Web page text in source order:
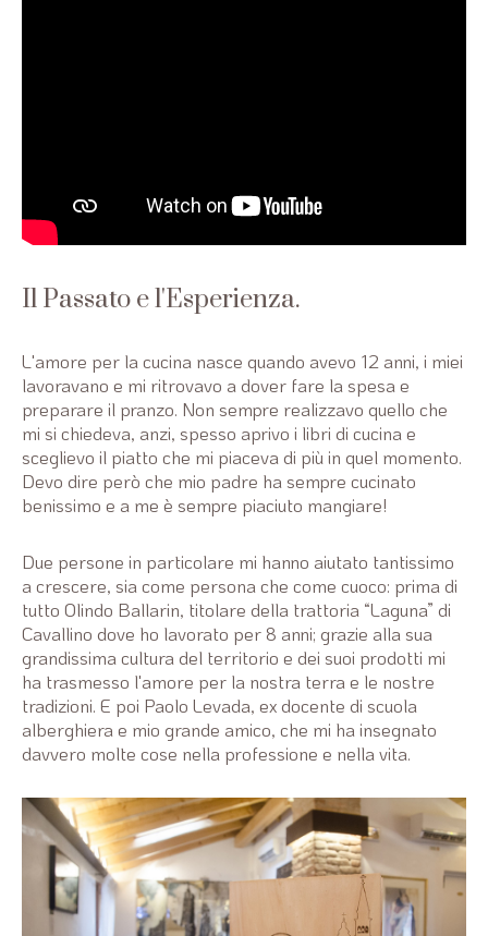
Il Passato e l'Esperienza.
L'amore per la cucina nasce quando avevo 12 anni, i miei
lavoravano e mi ritrovavo a dover fare la spesa e
preparare il pranzo. Non sempre realizzavo quello che
mi si chiedeva, anzi, spesso aprivo i libri di cucina e
sceglievo il piatto che mi piaceva di più in quel momento.
Devo dire però che mio padre ha sempre cucinato
benissimo e a me è sempre piaciuto mangiare!
Due persone in particolare mi hanno aiutato tantissimo
a crescere, sia come persona che come cuoco: prima di
tutto Olindo Ballarin, titolare della trattoria “Laguna” di
Cavallino dove ho lavorato per 8 anni; grazie alla sua
grandissima cultura del territorio e dei suoi prodotti mi
ha trasmesso l'amore per la nostra terra e le nostre
tradizioni. E poi Paolo Levada, ex docente di scuola
alberghiera e mio grande amico, che mi ha insegnato
davvero molte cose nella professione e nella vita.